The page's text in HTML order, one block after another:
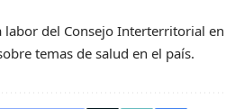
labor del Consejo Interterritorial en
temas de salud en el país.